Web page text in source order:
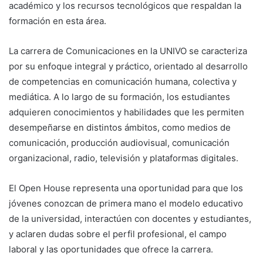
académico y los recursos tecnológicos que respaldan la
formación en esta área.
La carrera de Comunicaciones en la UNIVO se caracteriza
por su enfoque integral y práctico, orientado al desarrollo
de competencias en comunicación humana, colectiva y
mediática. A lo largo de su formación, los estudiantes
adquieren conocimientos y habilidades que les permiten
desempeñarse en distintos ámbitos, como medios de
comunicación, producción audiovisual, comunicación
organizacional, radio, televisión y plataformas digitales.
El Open House representa una oportunidad para que los
jóvenes conozcan de primera mano el modelo educativo
de la universidad, interactúen con docentes y estudiantes,
y aclaren dudas sobre el perfil profesional, el campo
laboral y las oportunidades que ofrece la carrera.